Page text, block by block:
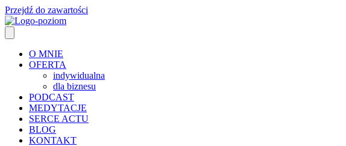
Przejdź do zawartości
O MNIE
OFERTA
indywidualna
dla biznesu
PODCAST
MEDYTACJE
SERCE ACTU
BLOG
KONTAKT